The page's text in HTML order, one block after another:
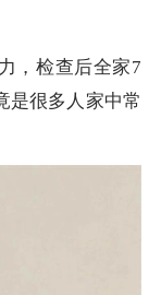
，检查后全家7
很多人家中常